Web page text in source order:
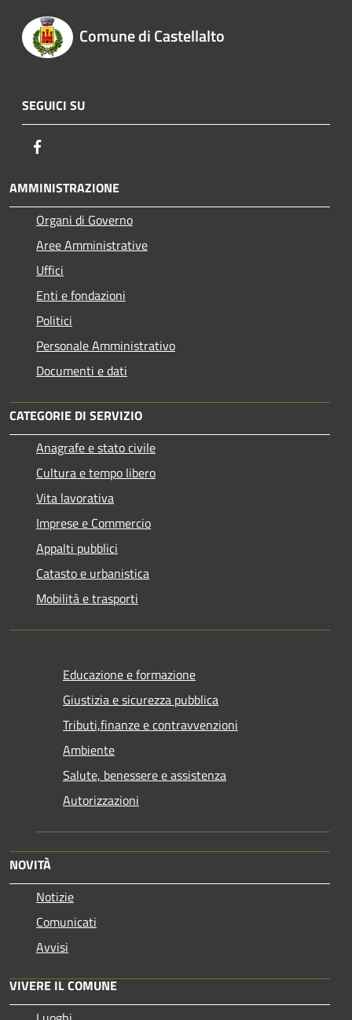
Comune di Castellalto
SEGUICI SU
AMMINISTRAZIONE
Organi di Governo
Aree Amministrative
Uffici
Enti e fondazioni
Politici
Personale Amministrativo
Documenti e dati
CATEGORIE DI SERVIZIO
Anagrafe e stato civile
Cultura e tempo libero
Vita lavorativa
Imprese e Commercio
Appalti pubblici
Catasto e urbanistica
Mobilità e trasporti
Educazione e formazione
Giustizia e sicurezza pubblica
Tributi,finanze e contravvenzioni
Ambiente
Salute, benessere e assistenza
Autorizzazioni
NOVITÀ
Notizie
Comunicati
Avvisi
VIVERE IL COMUNE